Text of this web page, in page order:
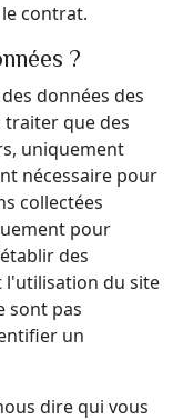
contrat.
?
données des
traiter que des
uniquement
nécessaire pour
collectées
pour
des
du site
sont pas
un
dire qui vous